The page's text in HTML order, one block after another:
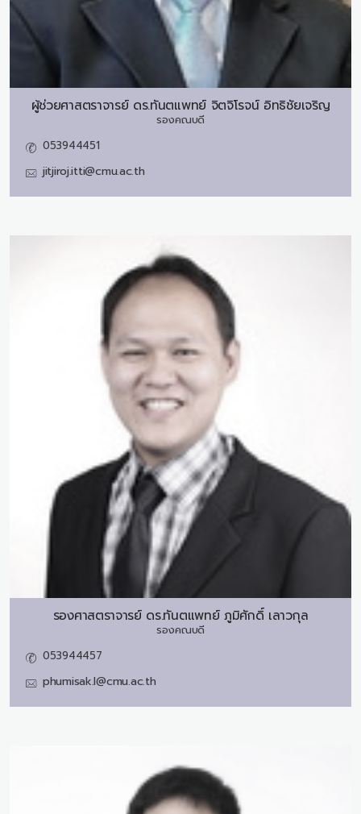
ผู้ช่วยศาสตราจารย์ ดร.ทันตแพทย์ จิตจิโรจน์ อิทธิชัยเจริญ
รองคณบดี
053944451
jitjiroj.itti@cmu.ac.th
รองศาสตราจารย์ ดร.ทันตแพทย์ ภูมิศักดิ์ เลาวกุล
รองคณบดี
053944457
phumisak.l@cmu.ac.th